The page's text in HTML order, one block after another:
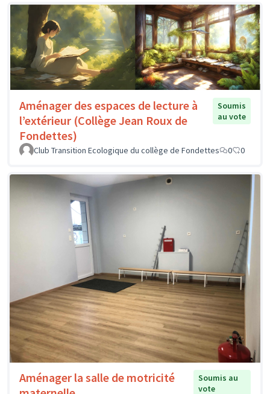
Aménager des espaces de lecture à
l’extérieur (Collège Jean Roux de
Fondettes)
Soumis
au vote
Club Transition Ecologique du collège de Fondettes 0 0
Aménager la salle de motricité
Soumis au
vote